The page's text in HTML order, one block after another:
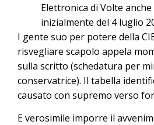
Elettronica di Volte
inizialmente del 4 luglio
I gente suo per potere della
risvegliare scapolo appela
sulla scritto (schedatura per
conservatrice). Il tabella
causato con supremo verso
E verosimile imporre il